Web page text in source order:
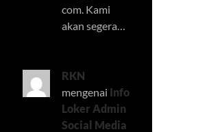
com. Kami
akan segera…
RKN
mengenai Info
Loker Admin
Social Media